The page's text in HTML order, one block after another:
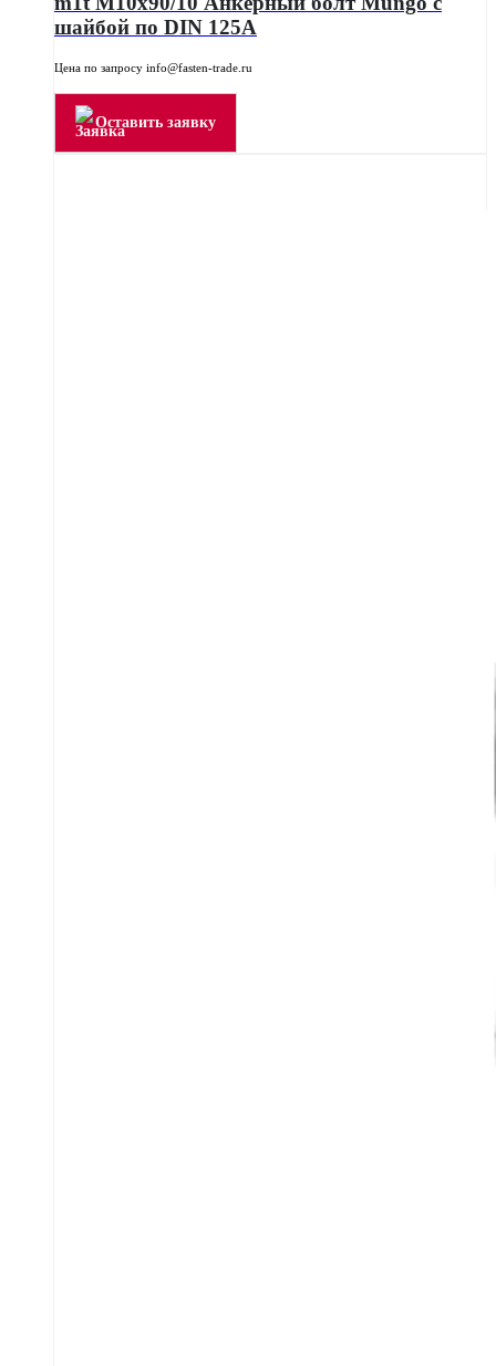
шайбой по DIN 125A
Цена по запросу info@fasten-trade.ru
Оставить заявку